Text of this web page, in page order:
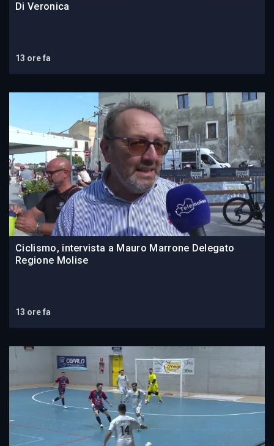
Di Veronica
13 ore fa
Ciclismo, intervista a Mauro Marrone Delegato
Regione Molise
13 ore fa